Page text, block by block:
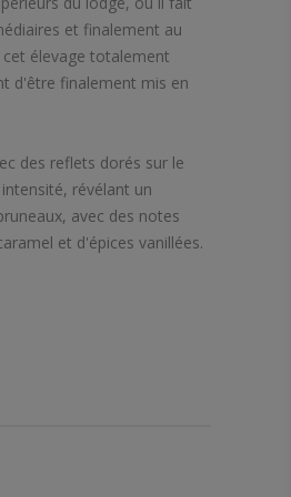
et finalement au
élevage totalement
d'être finalement mis en
des reflets dorés sur le
révélant un
avec des notes
et d'épices vanillées.